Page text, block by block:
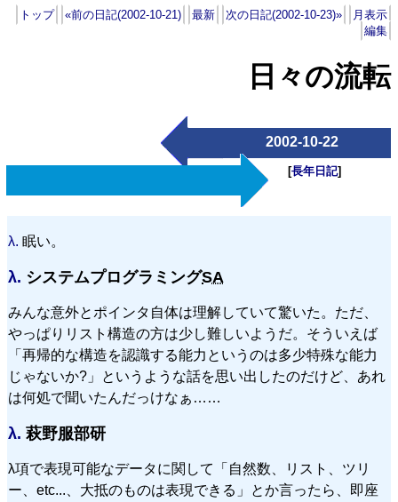
トップ «前の日記(2002-10-21) 最新 次の日記(2002-10-23)»
月表示
編集
日々の流転
2002-10-22
[長年日記]
λ. 眠い。
λ. システムプログラミングSA
みんな意外とポインタ自体は理解していて驚いた。ただ、
やっぱりリスト構造の方は少し難しいようだ。そういえば
「再帰的な構造を認識する能力というのは多少特殊な能力
じゃないか?」というような話を思い出したのだけど、あれ
は何処で聞いたんだっけなぁ……
λ. 萩野服部研
λ項で表現可能なデータに関して「自然数、リスト、ツリ
ー、etc...、大抵のものは表現できる」とか言ったら、即座